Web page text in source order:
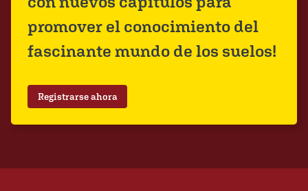
promover el conocimiento del
fascinante mundo de los suelos!
Registrarse ahora